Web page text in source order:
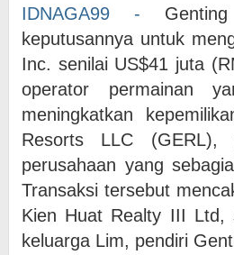
IDNAGA99 -
keputusannya untuk
Inc. senilai US$41 juta
operator permainan
meningkatkan
Resorts LLC (GERL),
perusahaan yang
Transaksi tersebut
Kien Huat Realty III Ltd,
keluarga Lim, pendiri